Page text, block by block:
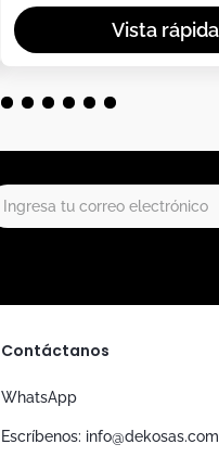
Contáctanos
WhatsApp
Escríbenos: info@dekosas.com